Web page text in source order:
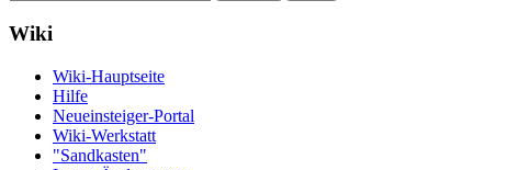
Wiki
Wiki-Hauptseite
Hilfe
Neueinsteiger-Portal
Wiki-Werkstatt
"Sandkasten"